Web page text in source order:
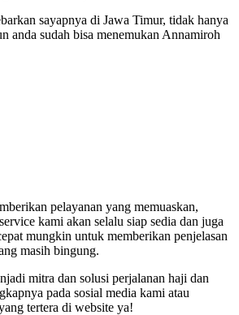
sayapnya di Jawa Timur, tidak hanya
anda sudah bisa menemukan Annamiroh
pelayanan yang memuaskan,
kami akan selalu siap sedia dan juga
mungkin untuk memberikan penjelasan
masih bingung.
mitra dan solusi perjalanan haji dan
pada sosial media kami atau
tertera di website ya!